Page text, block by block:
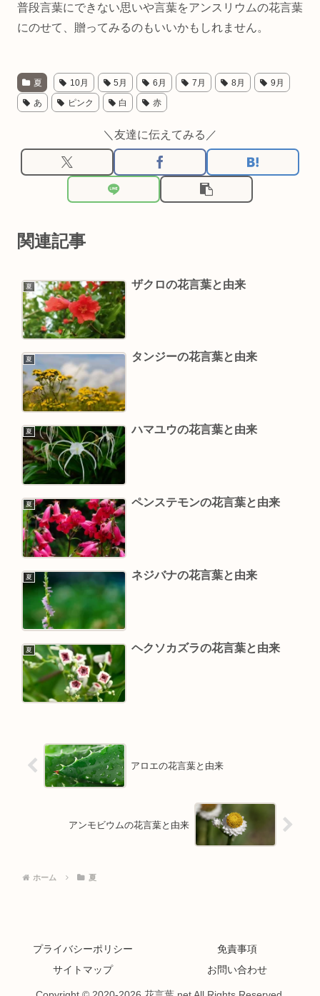
普段言葉にできない思いや言葉をアンスリウムの花言葉
にのせて、贈ってみるのもいいかもしれません。
夏 10月 5月 6月 7月 8月 9月
あ ピンク 白 赤
＼友達に伝えてみる／
関連記事
夏 ザクロの花言葉と由来
夏 タンジーの花言葉と由来
夏 ハマユウの花言葉と由来
夏 ペンステモンの花言葉と由来
夏 ネジバナの花言葉と由来
夏 ヘクソカズラの花言葉と由来
アロエの花言葉と由来
アンモビウムの花言葉と由来
ホーム 夏
プライバシーポリシー
免責事項
サイトマップ
お問い合わせ